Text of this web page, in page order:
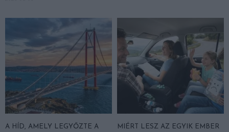
A HÍD, AMELY LEGYŐZTE A
MIÉRT LESZ AZ EGYIK EMBER